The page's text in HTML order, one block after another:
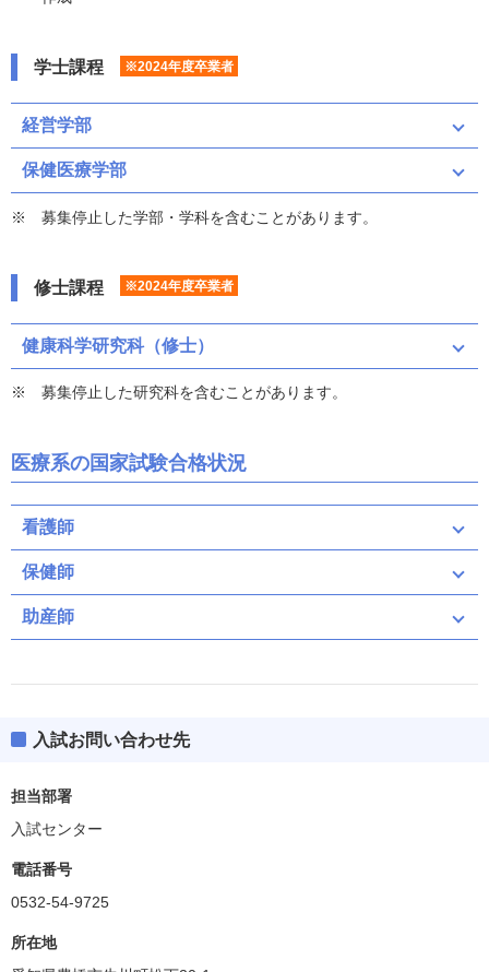
学士課程 ※2024年度卒業者
経営学部
保健医療学部
募集停止した学部・学科を含むことがあります。
修士課程 ※2024年度卒業者
健康科学研究科（修士）
募集停止した研究科を含むことがあります。
医療系の国家試験合格状況
看護師
保健師
助産師
入試お問い合わせ先
担当部署
入試センター
電話番号
0532-54-9725
所在地